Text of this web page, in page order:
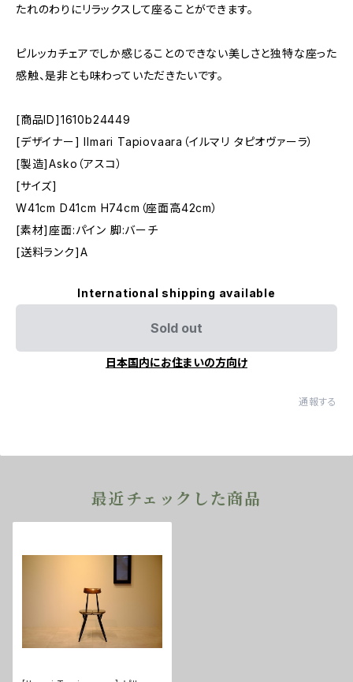
たれのわりにリラックスして座ることができます。
ピルッカチェアでしか感じることのできない美しさと独特な座った
感触、是非とも味わっていただきたいです。
[商品ID]1610b24449
[デザイナー] Ilmari Tapiovaara（イルマリ タピオヴァーラ）
[製造]Asko（アスコ）
[サイズ]
W41cm D41cm H74cm（座面高42cm）
[素材]座面:パイン 脚:バーチ
[送料ランク]A
International shipping available
Sold out
日本国内にお住まいの方向け
通報する
最近チェックした商品